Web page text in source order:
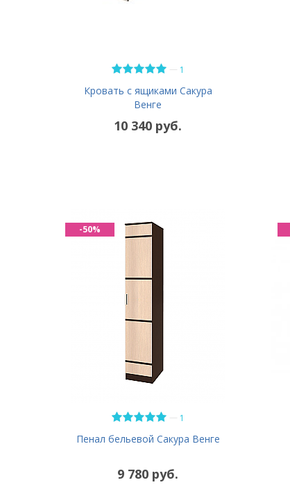
— 1
Кровать с ящиками Сакура
Венге
10 340 руб.
— 1
Пенал бельевой Сакура Венге
9 780 руб.
-50%